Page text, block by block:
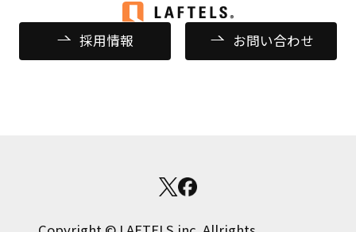
採用情報 お問い合わせ